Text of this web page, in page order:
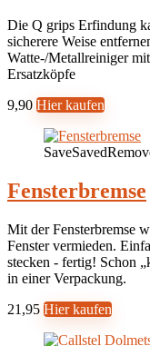
Die Q grips Erfindung
sicherere Weise
Watte-/Metallreiniger
Ersatzköpfe
9,90 Hier kaufen
SaveSaved
Fensterbremse
Mit der Fensterbremse
Fenster vermieden.
stecken - fertig! Schon
in einer Verpackung.
21,95 Hier kaufen